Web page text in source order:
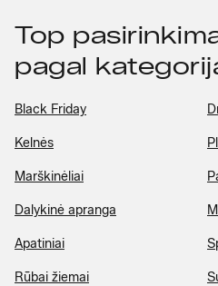
Top
pagal
Black Friday
Kelnės
Marškinėliai
Dalykinė apranga
Apatiniai
Rūbai žiemai